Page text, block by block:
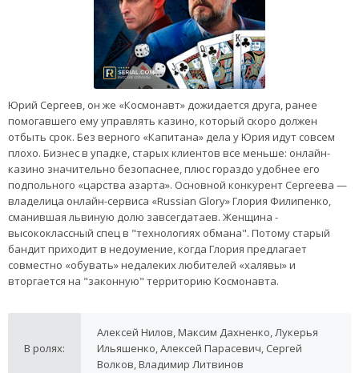
Юрий Сергеев, он же «Космонавт» дожидается друга, ранее
помогавшего ему управлять казино, который скоро должен
отбыть срок. Без верного «Капитана» дела у Юрия идут совсем
плохо. Бизнес в упадке, старых клиентов все меньше: онлайн-
казино значительно безопаснее, плюс гораздо удобнее его
подпольного «царства азарта». Основной конкурент Сергеева —
владелица онлайн-сервиса «Russian Glory» Глория Филипенко,
сманившая львиную долю завсегдатаев. Женщина -
высококлассный спец в "технологиях обмана". Потому старый
бандит приходит в недоумение, когда Глория предлагает
совместно «обувать» недалеких любителей «халявы» и
вторгается на "законную" территорию Космонавта.
В ролях:
Алексей Нилов, Максим Дахненко, Лукерья
Ильяшенко, Алексей Парасевич, Сергей
Волков, Владимир Литвинов